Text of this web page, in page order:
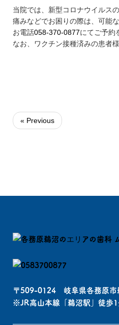
当院では、新型コロナウイルス
痛みなどでお困りの際は、可能
お電話058-370-0877にてご予約
なお、ワクチン接種済みの患者
« Previous
〒509-0124 岐阜県各務原市
※JR高山本線「鵜沼駅」徒